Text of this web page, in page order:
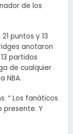
de los
puntos y 13
anotaron
partidos
de cualquier
NBA.
“ Los fanáticos
presente. Y